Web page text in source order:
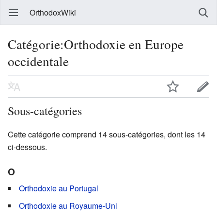
OrthodoxWiki
Catégorie:Orthodoxie en Europe
occidentale
Sous-catégories
Cette catégorie comprend 14 sous-catégories, dont les 14
ci-dessous.
O
Orthodoxie au Portugal
Orthodoxie au Royaume-Uni